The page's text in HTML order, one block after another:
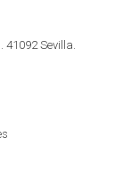
41092 Sevilla.